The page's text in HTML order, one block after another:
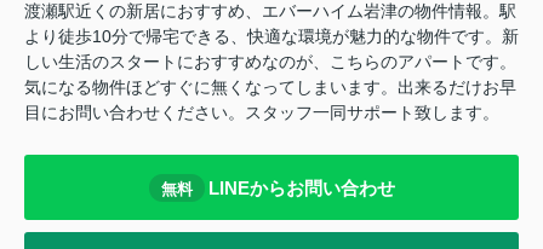
渡瀬駅近くの新居におすすめ、エバーハイム岩津の物件情報。駅
より徒歩10分で帰宅できる、快適な環境が魅力的な物件です。新
しい生活のスタートにおすすめなのが、こちらのアパートです。
気になる物件ほどすぐに無くなってしまいます。出来るだけお早
目にお問い合わせください。スタッフ一同サポート致します。
無料 LINEからお問い合わせ